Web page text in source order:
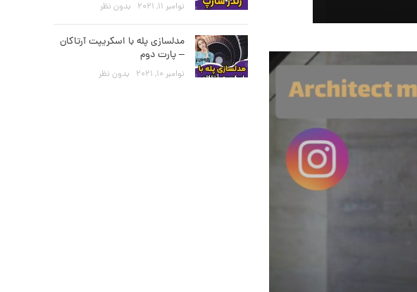
نوامبر 11, 2021 بدون نظر
مدلسازی پله با اسکریپت آرتاکان
– پارت دوم
نوامبر 10, 2021 بدون نظر